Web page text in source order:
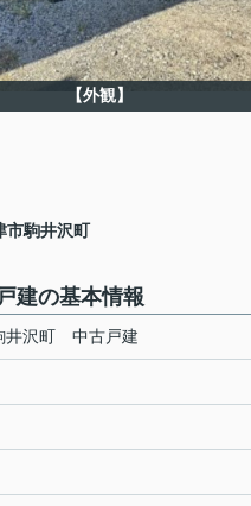
【外観】
市駒井沢町
建の基本情報
井沢町 中古戸建